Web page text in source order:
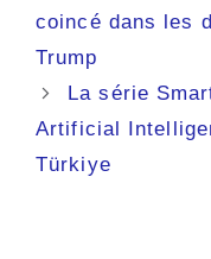
des
coincé dans les
Trump
La série
Artificial
Türkiye